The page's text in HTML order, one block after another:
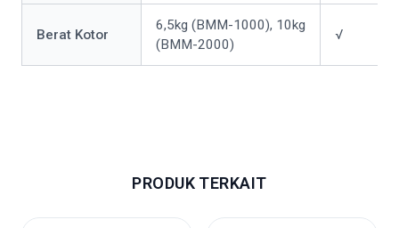
Berat Kotor
6,5kg (BMM-1000), 10kg
(BMM-2000)
√
PRODUK TERKAIT